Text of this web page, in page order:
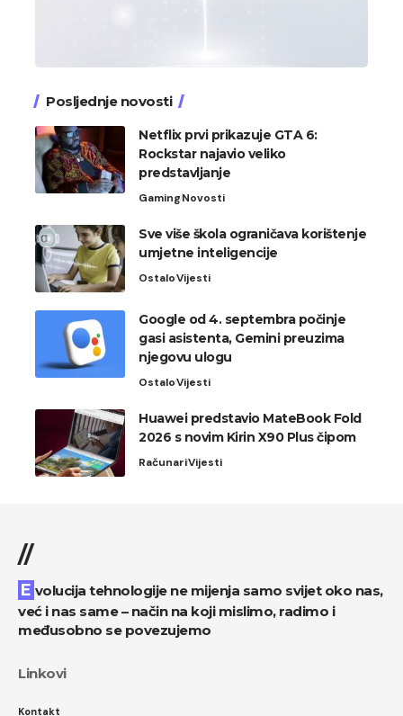
Posljednje novosti
Netflix prvi prikazuje GTA 6:
Rockstar najavio veliko
predstavljanje
GamingNovosti
Sve više škola ograničava korištenje
umjetne inteligencije
OstaloVijesti
Google od 4. septembra počinje
gasi asistenta, Gemini preuzima
njegovu ulogu
OstaloVijesti
Huawei predstavio MateBook Fold
2026 s novim Kirin X90 Plus čipom
RačunariVijesti
//
Evolucija tehnologije ne mijenja samo svijet oko nas,
već i nas same – način na koji mislimo, radimo i
međusobno se povezujemo
Linkovi
Kontakt